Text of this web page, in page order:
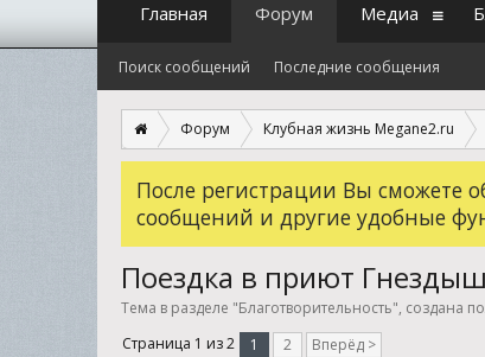
Форум Клубная жизнь Megane2.ru
После регистрации Вы сможете
сообщений и другие удобные
Поездка в приют
Тема в разделе "Благотворительность", создана
Страница 1 из 2
1 2 Вперёд >
Главная Форум
Поиск сообщений Последние сообщения
Медиа